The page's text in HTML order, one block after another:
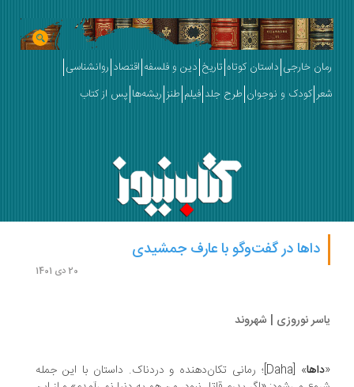
خارجی داستان کوتاه تاریخ دین و فلسفه اقتصاد روانشناسی
کودک و نوجوان طرح جلد فیلم طنز ریشه‌ها پس از کتاب
داها در گفت‌وگو با عارف جمشیدی
نوروزی | شهروند
» [Daha]؛ رمانی تکان‌دهنده و دردناک. داستان با این جمله